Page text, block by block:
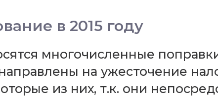
в 2015 году
многочисленные
на ужесточение
из них, т.к. они